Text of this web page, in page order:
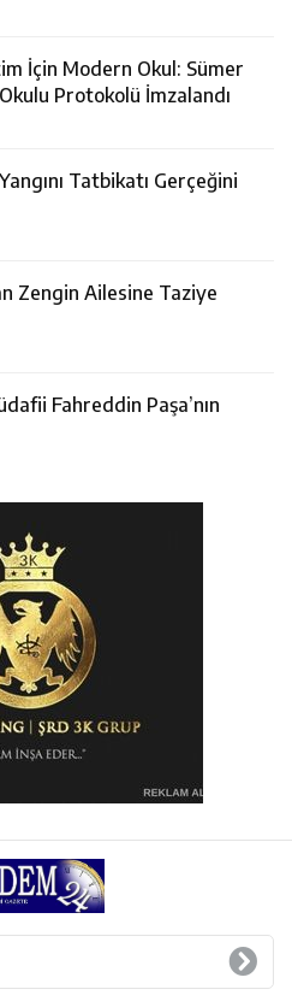
İçin Modern Okul: Sümer
Protokolü İmzalandı
Tatbikatı Gerçeğini
Zengin Ailesine Taziye
Fahreddin Paşa’nın